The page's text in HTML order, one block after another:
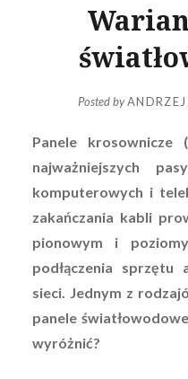
Posted byANDRZEJ
Panele krosownicze
najważniejszych
komputerowych i
zakańczania kabli
pionowym i
podłączenia sprzętu
sieci. Jednym z
panele
wyróżnić?